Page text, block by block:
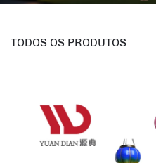
TODOS OS PRODUTOS